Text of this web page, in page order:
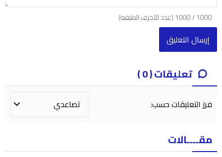
1000
/
1000(عدد الأحرف المتبقية)
تعليقات ( 0 )
فرز التعليقات حسب:
مقــــالات